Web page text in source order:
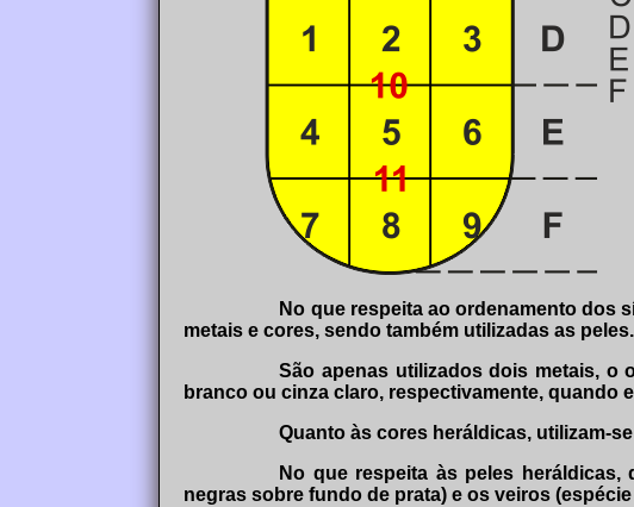
No que respeita ao ordenamento dos
metais e cores, sendo também utilizadas as peles.
São apenas utilizados dois metais, o
branco ou cinza claro, respectivamente, quando
Quanto às cores heráldicas, utilizam-
No que respeita às peles
negras sobre fundo de prata) e os veiros